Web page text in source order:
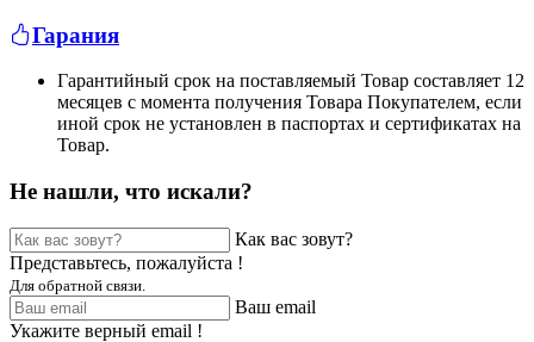
Гарания
Гарантийный срок на поставляемый Товар составляет 12
месяцев с момента получения Товара Покупателем, если
иной срок не установлен в паспортах и сертификатах на
Товар.
Не нашли, что искали?
Как вас зовут?
Представьтесь, пожалуйста !
Для обратной связи.
Ваш email
Укажите верный email !